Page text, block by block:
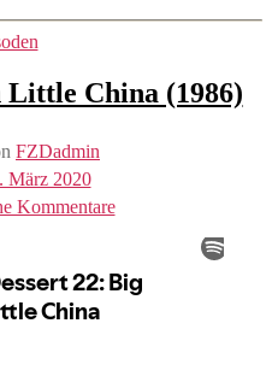
Kategorien
China (1986)
FZDadmin
März 2020
Kommentarezu
#22:
in